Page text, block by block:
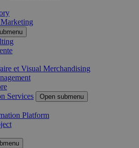
et Visual Merchandising
Services
Open submenu
Platform